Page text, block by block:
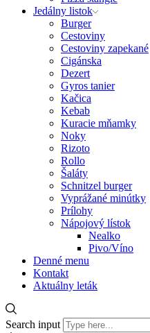
Jedálny listok
Burger
Cestoviny
Cestoviny zapekané
Cigánska
Dezert
Gyros tanier
Kačica
Kebab
Kuracie mňamky
Noky
Rizoto
Rollo
Šaláty
Schnitzel burger
Vyprážané minútky
Prílohy
Nápojový lístok
Nealko
Pivo/Víno
Denné menu
Kontakt
Aktuálny leták
Search input